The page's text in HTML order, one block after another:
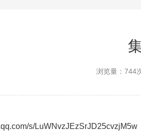
浏览量：744
s/LuWNvzJEzSrJD25cvzjM5w